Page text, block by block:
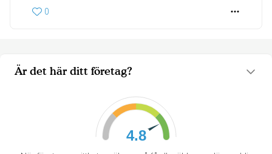
Är det här ditt företag?
4.8
0